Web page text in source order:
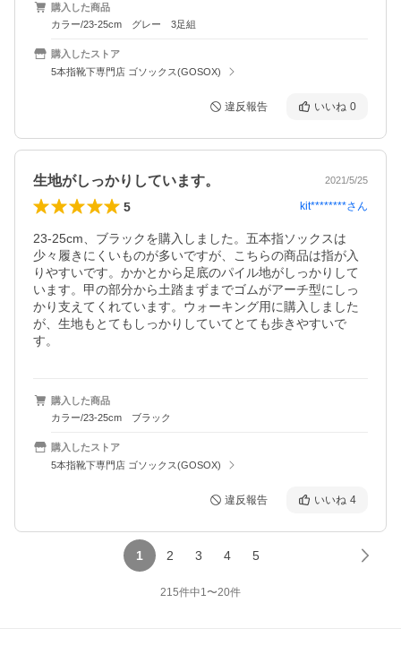
購入した商品
カラー/23-25cm グレー 3足組
購入したストア
5本指靴下専門店 ゴソックス(GOSOX)
違反報告 いいね 0
生地がしっかりしています。 2021/5/25
5 kit********さん
23-25cm、ブラックを購入しました。五本指ソックスは
少々履きにくいものが多いですが、こちらの商品は指が入
りやすいです。かかとから足底のパイル地がしっかりして
います。甲の部分から土踏まずまでゴムがアーチ型にしっ
かり支えてくれています。ウォーキング用に購入しました
が、生地もとてもしっかりしていてとても歩きやすいで
す。
購入した商品
カラー/23-25cm ブラック
購入したストア
5本指靴下専門店 ゴソックス(GOSOX)
違反報告 いいね 4
1 2 3 4 5
215件中1〜20件